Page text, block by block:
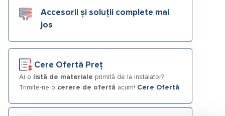
Accesorii și soluții complete mai
jos
Cere Ofertă Preț
Ai o listă de materiale primită de la instalator?
Trimite-ne o cerere de ofertă acum! Cere Ofertă